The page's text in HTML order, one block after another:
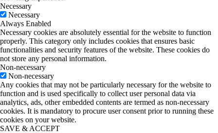
Necessary
Necessary
Always Enabled
Necessary cookies are absolutely essential for the website to function
properly. This category only includes cookies that ensures basic
functionalities and security features of the website. These cookies do
not store any personal information.
Non-necessary
Non-necessary
Any cookies that may not be particularly necessary for the website to
function and is used specifically to collect user personal data via
analytics, ads, other embedded contents are termed as non-necessary
cookies. It is mandatory to procure user consent prior to running these
cookies on your website.
SAVE & ACCEPT